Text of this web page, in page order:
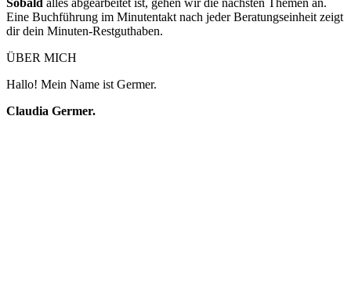
Sobald alles abgearbeitet ist, gehen wir die nächsten Themen an.
Eine Buchführung im Minutentakt nach jeder Beratungseinheit zeigt
dir dein Minuten-Restguthaben.
ÜBER MICH
Hallo! Mein Name ist Germer.
Claudia Germer.